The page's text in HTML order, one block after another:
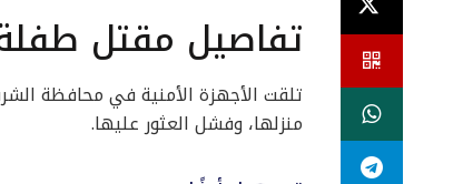
تفاصيل مقتل
تلقت الأجهزة الأمنية في محافظة
منزلها، وفشل العثور عليها.